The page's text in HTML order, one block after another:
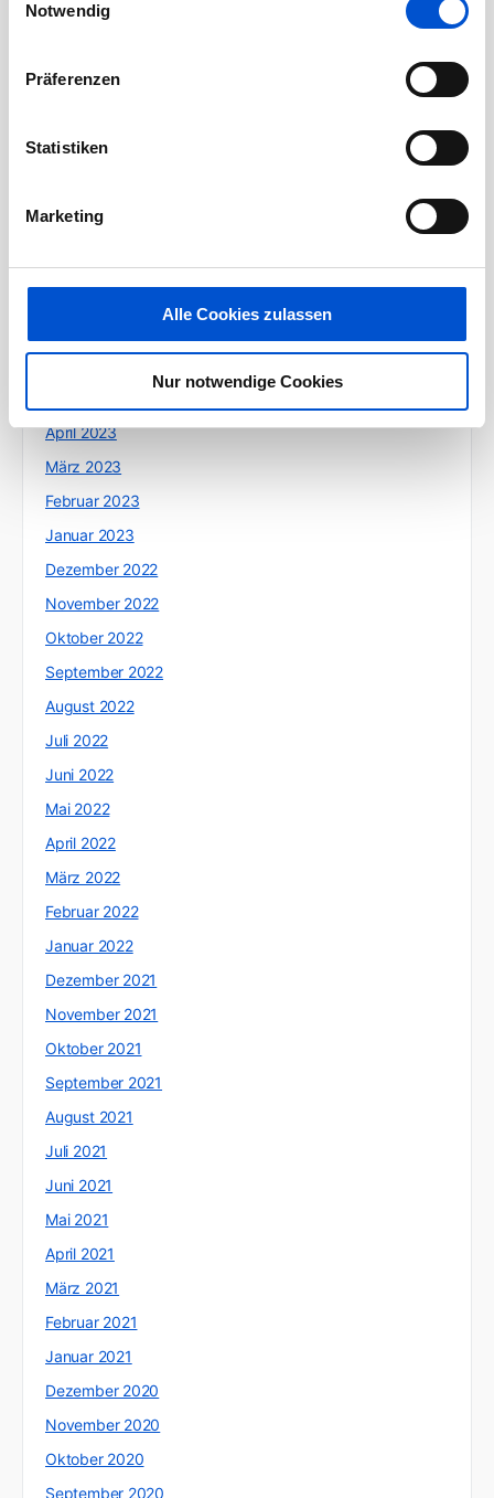
Notwendig
Präferenzen
Statistiken
Marketing
Alle Cookies zulassen
Nur notwendige Cookies
April 2024
Februar 2024
Dezember 2023
Oktober 2023
April 2023
März 2023
Februar 2023
Januar 2023
Dezember 2022
November 2022
Oktober 2022
September 2022
August 2022
Juli 2022
Juni 2022
Mai 2022
April 2022
März 2022
Februar 2022
Januar 2022
Dezember 2021
November 2021
Oktober 2021
September 2021
August 2021
Juli 2021
Juni 2021
Mai 2021
April 2021
März 2021
Februar 2021
Januar 2021
Dezember 2020
November 2020
Oktober 2020
September 2020